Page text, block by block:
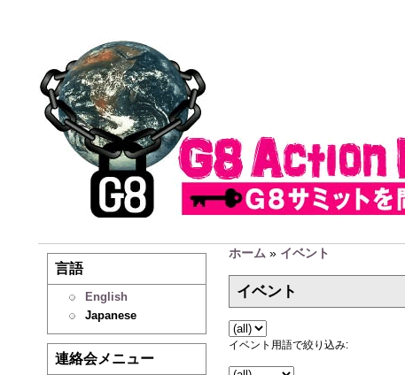
言語
English
Japanese
連絡会メニュー
ホーム » イベント
イベント
イベント用語で絞り込み: